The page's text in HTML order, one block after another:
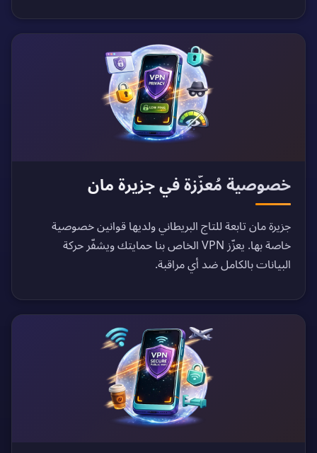
خصوصية مُعزّزة في جزيرة مان
جزيرة مان تابعة للتاج البريطاني ولديها قوانين خصوصية
خاصة بها. يعزّز VPN الخاص بنا حمايتك ويشفّر حركة
البيانات بالكامل ضد أي مراقبة.